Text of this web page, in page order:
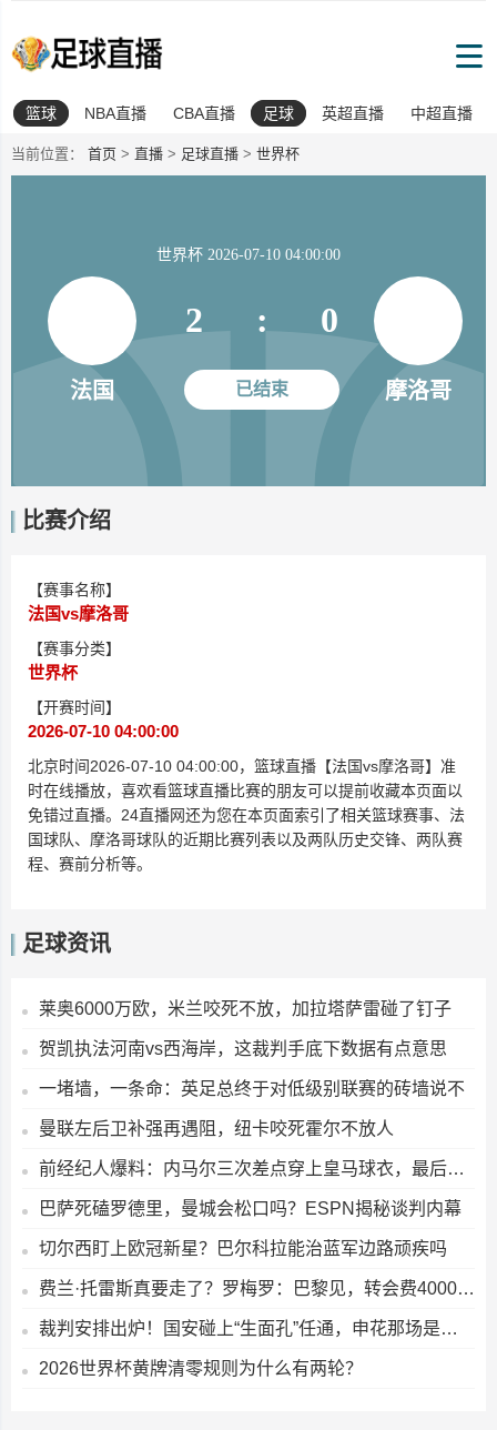
篮球 NBA直播 CBA直播 足球 英超直播 中超直播
当前位置： 首页 > 直播 > 足球直播 > 世界杯
世界杯 2026-07-10 04:00:00
法国
2 : 0
已结束 摩洛哥
比赛介绍
【赛事名称】
法国vs摩洛哥
【赛事分类】
世界杯
【开赛时间】
2026-07-10 04:00:00
北京时间2026-07-10 04:00:00，篮球直播【法国vs摩洛哥】准
时在线播放，喜欢看篮球直播比赛的朋友可以提前收藏本页面以
免错过直播。24直播网还为您在本页面索引了相关篮球赛事、法
国球队、摩洛哥球队的近期比赛列表以及两队历史交锋、两队赛
程、赛前分析等。
足球资讯
莱奥6000万欧，米兰咬死不放，加拉塔萨雷碰了钉子
贺凯执法河南vs西海岸，这裁判手底下数据有点意思
一堵墙，一条命：英足总终于对低级别联赛的砖墙说不
曼联左后卫补强再遇阻，纽卡咬死霍尔不放人
前经纪人爆料：内马尔三次差点穿上皇马球衣，最后却去了巴萨
巴萨死磕罗德里，曼城会松口吗？ESPN揭秘谈判内幕
切尔西盯上欧冠新星？巴尔科拉能治蓝军边路顽疾吗
费兰·托雷斯真要走了？罗梅罗：巴黎见，转会费4000万起步
裁判安排出炉！国安碰上“生面孔”任通，申花那场是高鹏
2026世界杯黄牌清零规则为什么有两轮？